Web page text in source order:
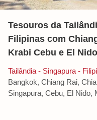
Tesouros da
Filipinas com
Krabi Cebu e El
Tailândia - Singapura -
Bangkok, Chiang Rai,
Singapura, Cebu, El Nido,